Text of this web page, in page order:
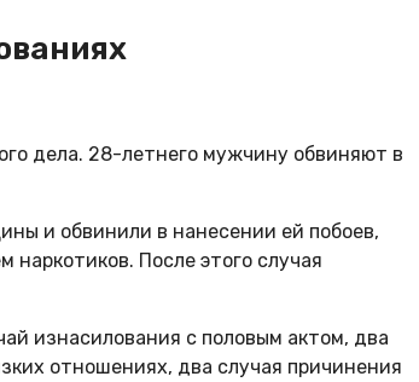
дела. 28-летнего мужчину обвиняют в
и обвинили в нанесении ей побоев,
После этого случая
изнасилования с половым актом, два
отношениях, два случая причинения